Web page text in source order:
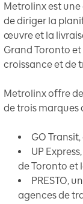
Metrolinx est
de diriger la
œuvre et la
Grand Toronto
croissance et de
Metrolinx offre
de trois marques
GO
UP
de Toronto et
PRESTO,
agences de